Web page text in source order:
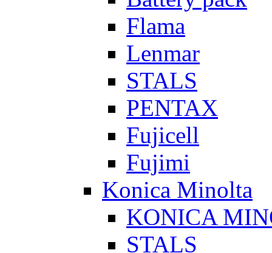
Flama
Lenmar
STALS
PENTAX
Fujicell
Fujimi
Konica Minolta
KONICA
STALS